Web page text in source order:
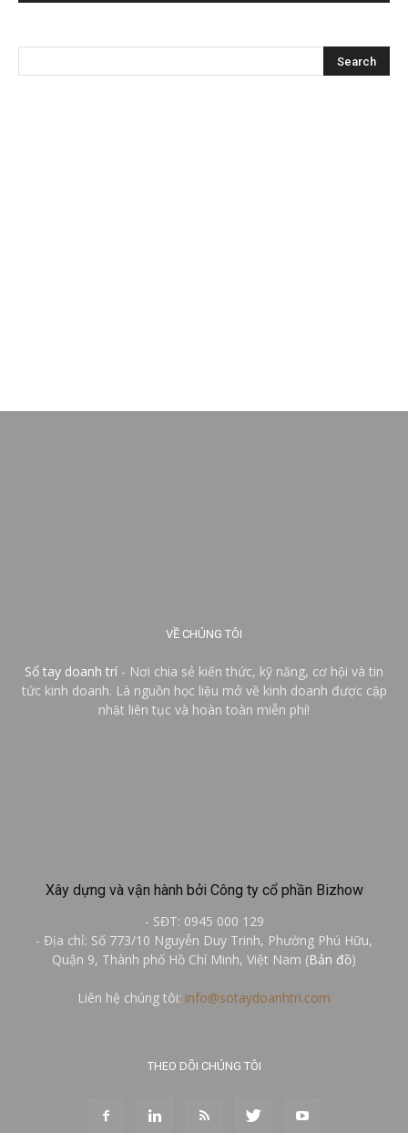
VỀ CHÚNG TÔI
Sổ tay doanh trí - Nơi chia sẻ kiến thức, kỹ năng, cơ hội và tin
tức kinh doanh. Là nguồn học liệu mở về kinh doanh được cập
nhật liên tục và hoàn toàn miễn phí!
Xây dựng và vận hành bởi Công ty cổ phần Bizhow
- SĐT: 0945 000 129
- Địa chỉ: Số 773/10 Nguyễn Duy Trinh, Phường Phú Hữu,
Quận 9, Thành phố Hồ Chí Minh, Việt Nam (Bản đồ)
Liên hệ chúng tôi: info@sotaydoanhtri.com
THEO DÕI CHÚNG TÔI